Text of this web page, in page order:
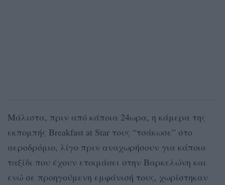
Μάλιστα, πριν από κάποια 24ωρα, η κάμερα της
εκπομπής Breakfast at Star τους “τσάκωσε” στο
αεροδρόμιο, λίγο πριν αναχωρήσουν για κάποιο
ταξίδι που έχουν ετοιμάσει στην Βαρκελώνη και
ενώ σε προηγούμενη εμφάνισή τους, χωρίστηκαν